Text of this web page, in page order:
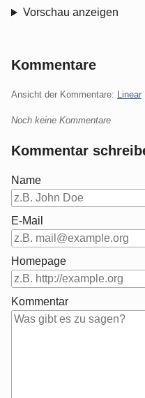
Vorschau anzeigen
Kommentare
Ansicht der Kommentare: Linear
Noch keine Kommentare
Kommentar
Name
E-Mail
Homepage
Kommentar